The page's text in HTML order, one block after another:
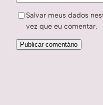
Salvar meus dados
vez que eu comentar.